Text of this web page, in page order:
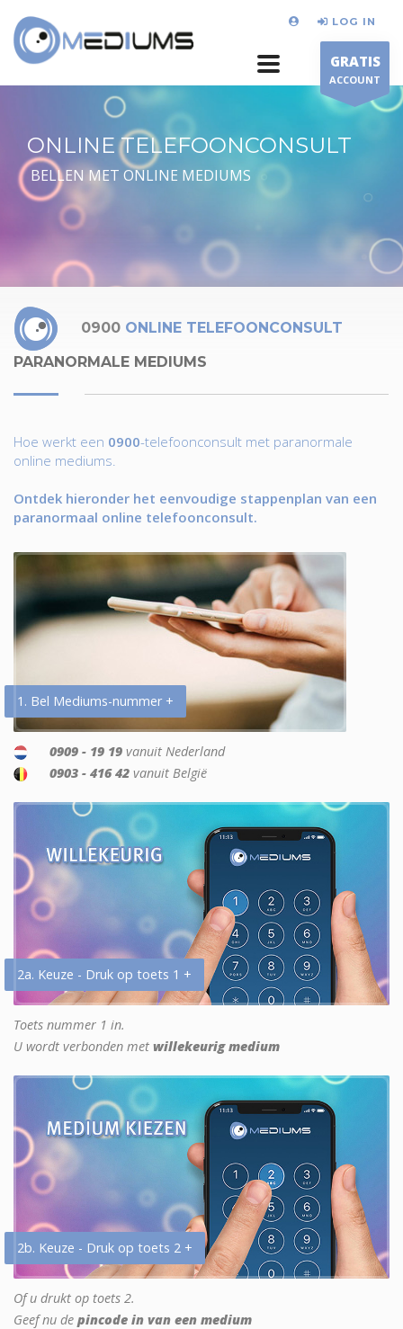
LOG IN
GRATIS
ACCOUNT
ONLINE TELEFOONCONSULT
BELLEN MET ONLINE MEDIUMS
0900 ONLINE TELEFOONCONSULT
PARANORMALE MEDIUMS
Hoe werkt een 0900-telefoonconsult met paranormale
online mediums.
Ontdek hieronder het eenvoudige stappenplan van een
paranormaal online telefoonconsult.
1. Bel Mediums-nummer +
0909 - 19 19 vanuit Nederland
0903 - 416 42 vanuit België
2a. Keuze - Druk op toets 1 +
Toets nummer 1 in.
U wordt verbonden met willekeurig medium
2b. Keuze - Druk op toets 2 +
Of u drukt op toets 2.
Geef nu de pincode in van een medium